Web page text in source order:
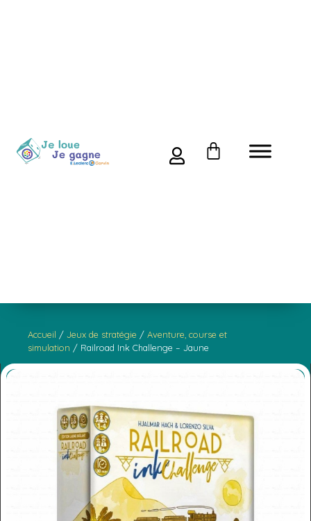
Accueil /Jeux de stratégie /Aventure, course et
simulation / Railroad Ink Challenge – Jaune